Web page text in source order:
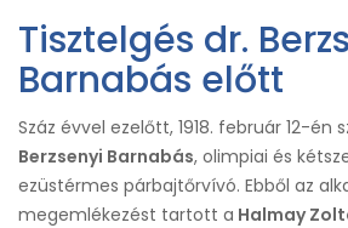
Tisztelgés dr.
Barnabás előtt
Száz évvel ezelőtt, 1918. február 12-én
Berzsenyi Barnabás, olimpiai és
ezüstérmes párbajtőrvívó. Ebből az
megemlékezést tartott a Halmay